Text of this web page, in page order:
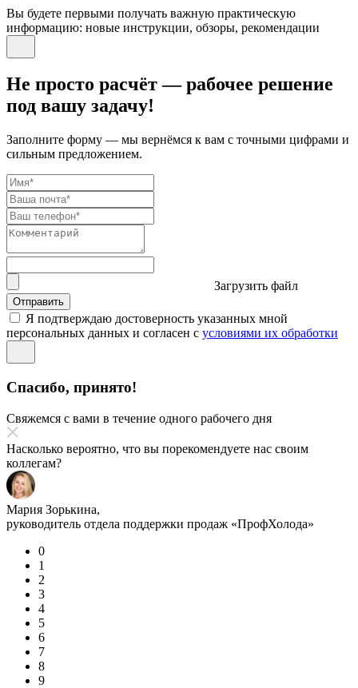
Вы будете первыми получать важную практическую
информацию: новые инструкции, обзоры, рекомендации
Не просто расчёт — рабочее решение
под вашу задачу!
Заполните форму — мы вернёмся к вам с точными цифрами и
сильным предложением.
Загрузить файл
Отправить
Я подтверждаю достоверность указанных мной
персональных данных и согласен с условиями их обработки
Спасибо, принято!
Свяжемся с вами в течение одного рабочего дня
Насколько вероятно, что вы порекомендуете нас своим
коллегам?
Мария Зорькина,
руководитель отдела поддержки продаж «ПрофХолода»
0
1
2
3
4
5
6
7
8
9